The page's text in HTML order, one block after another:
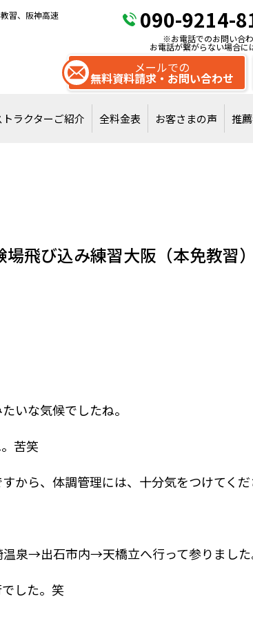
習、阪神高速
090-9214-
※お電話でのお問い合わ
お電話が繋がらない場合に
メールでの
無料資料請求・お問い合わせ
ラクターご紹介 全料金表 お客さまの声 推
場飛び込み練習大阪（本免教習）
いな気候でしたね。
苦笑
から、体調管理には、十分気をつけてくだ
泉→出石市内→天橋立へ行って参りました
した。笑